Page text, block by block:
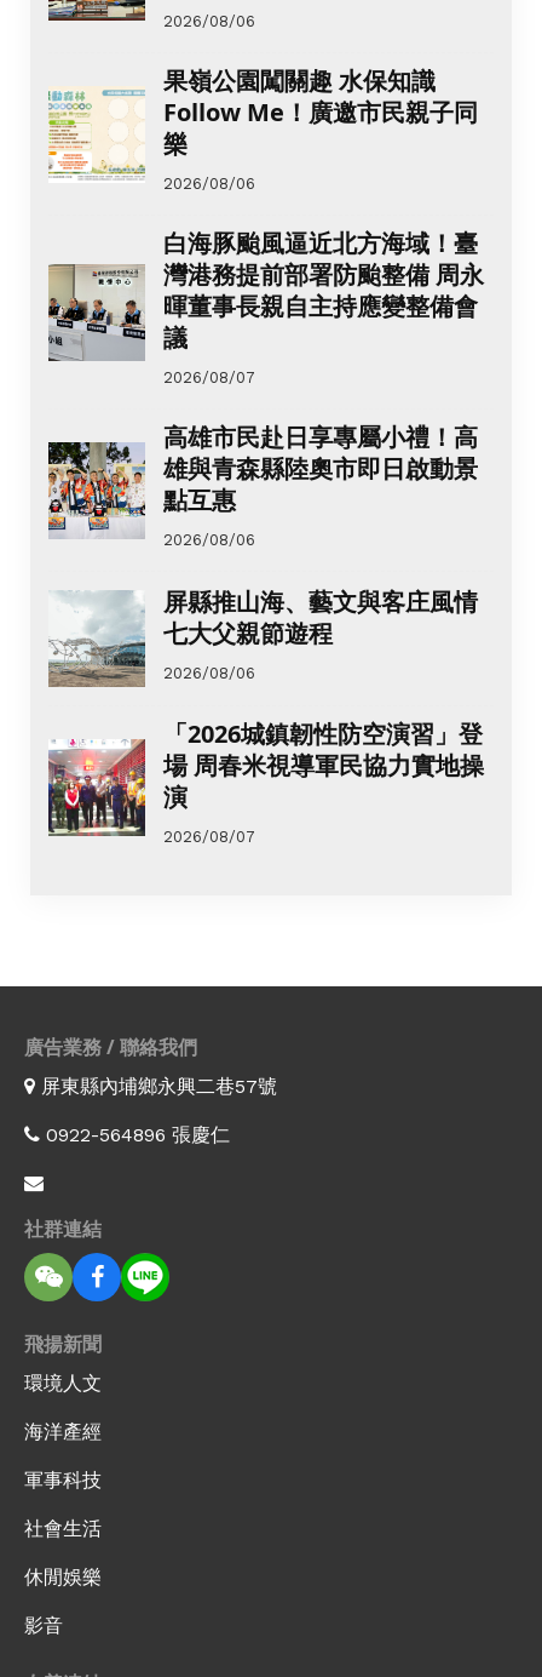
2026/08/06
果嶺公園闖關趣 水保知識
Follow Me！廣邀市民親子同
樂
2026/08/06
白海豚颱風逼近北方海域！臺
灣港務提前部署防颱整備 周永
暉董事長親自主持應變整備會
議
2026/08/07
高雄市民赴日享專屬小禮！高
雄與青森縣陸奧市即日啟動景
點互惠
2026/08/06
屏縣推山海、藝文與客庄風情
七大父親節遊程
2026/08/06
「2026城鎮韌性防空演習」登
場 周春米視導軍民協力實地操
演
2026/08/07
廣告業務 / 聯絡我們
屏東縣內埔鄉永興二巷57號
0922-564896 張慶仁
社群連結
飛揚新聞
環境人文
海洋產經
軍事科技
社會生活
休閒娛樂
影音